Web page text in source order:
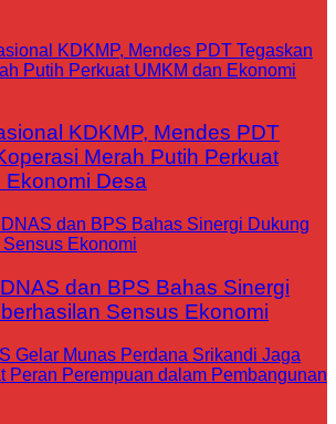
KDKMP, Mendes PDT
Merah Putih Perkuat
Ekonomi Desa
dan BPS Bahas Sinergi
Sensus Ekonomi